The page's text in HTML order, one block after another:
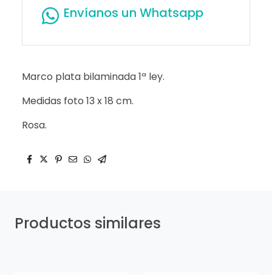
Envíanos un Whatsapp
Marco plata bilaminada 1ª ley.
Medidas foto 13 x 18 cm.
Rosa.
Productos similares